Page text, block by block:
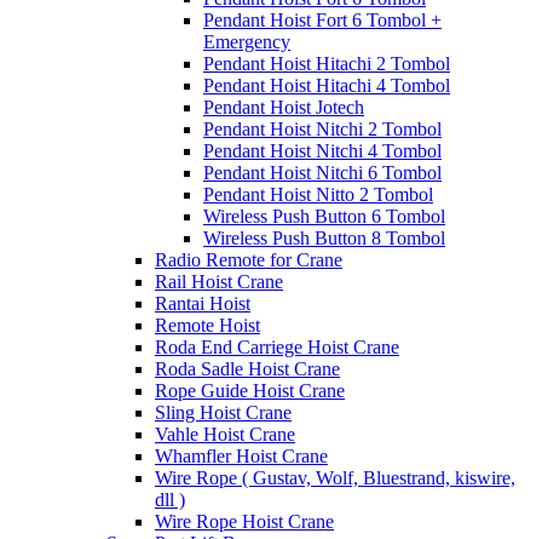
Pendant Hoist Fort 6 Tombol +
Emergency
Pendant Hoist Hitachi 2 Tombol
Pendant Hoist Hitachi 4 Tombol
Pendant Hoist Jotech
Pendant Hoist Nitchi 2 Tombol
Pendant Hoist Nitchi 4 Tombol
Pendant Hoist Nitchi 6 Tombol
Pendant Hoist Nitto 2 Tombol
Wireless Push Button 6 Tombol
Wireless Push Button 8 Tombol
Radio Remote for Crane
Rail Hoist Crane
Rantai Hoist
Remote Hoist
Roda End Carriege Hoist Crane
Roda Sadle Hoist Crane
Rope Guide Hoist Crane
Sling Hoist Crane
Vahle Hoist Crane
Whamfler Hoist Crane
Wire Rope ( Gustav, Wolf, Bluestrand, kiswire,
dll )
Wire Rope Hoist Crane